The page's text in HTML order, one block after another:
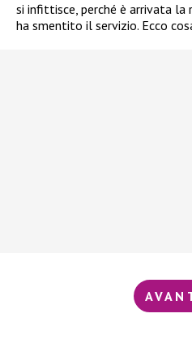
si infittisce, perché è arrivata la
ha smentito il servizio. Ecco